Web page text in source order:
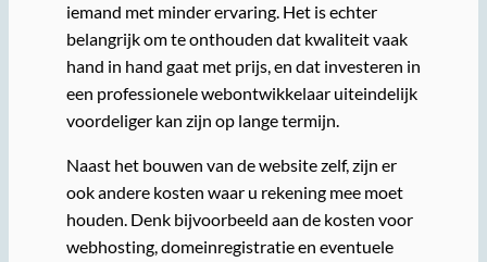
iemand met minder ervaring. Het is echter
belangrijk om te onthouden dat kwaliteit vaak
hand in hand gaat met prijs, en dat investeren in
een professionele webontwikkelaar uiteindelijk
voordeliger kan zijn op lange termijn.
Naast het bouwen van de website zelf, zijn er
ook andere kosten waar u rekening mee moet
houden. Denk bijvoorbeeld aan de kosten voor
webhosting, domeinregistratie en eventuele